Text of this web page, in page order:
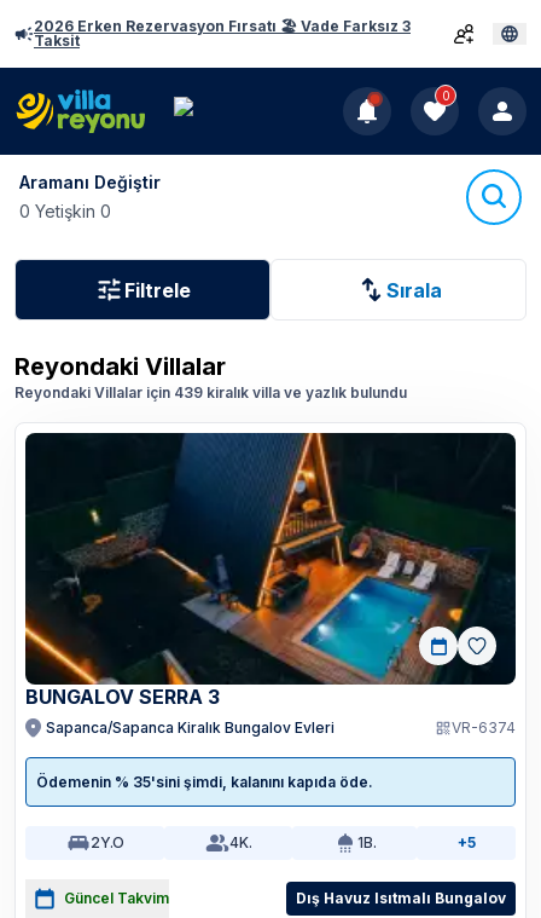
2026 Erken Rezervasyon Fırsatı 🏖️ Vade Farksız 3
Taksit
0
Aramanı Değiştir
0 Yetişkin 0
Filtrele Sırala
Reyondaki Villalar
Reyondaki Villalar için 439 kiralık villa ve yazlık bulundu
BUNGALOV SERRA 3
Sapanca/Sapanca Kiralık Bungalov Evleri VR-6374
Ödemenin % 35'sini şimdi, kalanını kapıda öde.
2Y.O 4K. 1B. +5
Güncel Takvim Dış Havuz Isıtmalı Bungalov